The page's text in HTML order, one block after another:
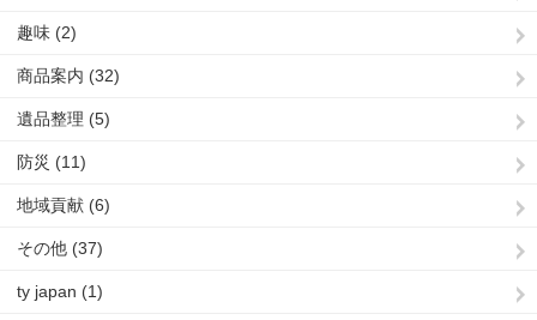
趣味 (2)
商品案内 (32)
遺品整理 (5)
防災 (11)
地域貢献 (6)
その他 (37)
ty japan (1)